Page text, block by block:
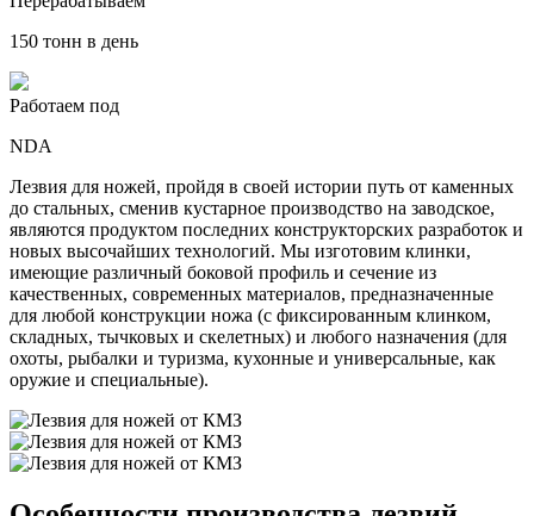
150 тонн в день
Работаем под
NDA
Лезвия для ножей, пройдя в своей истории путь от каменных
до стальных, сменив кустарное производство на заводское,
являются продуктом последних конструкторских разработок и
новых высочайших технологий. Мы изготовим клинки,
имеющие различный боковой профиль и сечение из
качественных, современных материалов, предназначенные
для любой конструкции ножа (с фиксированным клинком,
складных, тычковых и скелетных) и любого назначения (для
охоты, рыбалки и туризма, кухонные и универсальные, как
оружие и специальные).